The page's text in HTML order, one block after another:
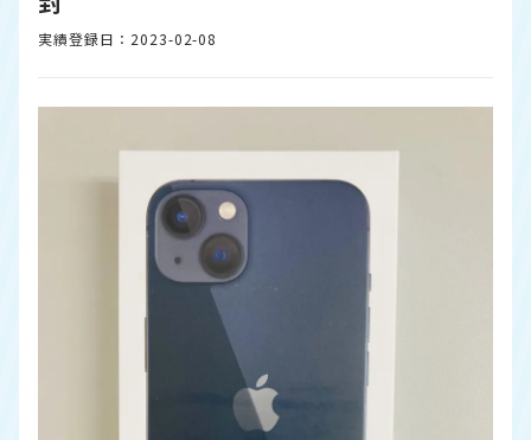
実績登録日：2023-02-08